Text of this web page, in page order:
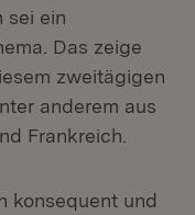
sei ein
Das zeige
zweitägigen
anderem aus
Frankreich.
konsequent und